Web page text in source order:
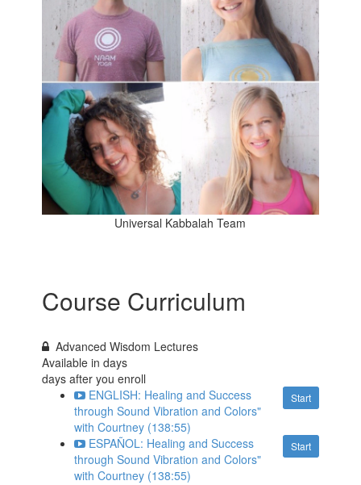
Universal Kabbalah Team
Course Curriculum
Advanced Wisdom Lectures
Available indays
days after you enroll
Start
ENGLISH: Healing and Success
through Sound Vibration and Colors"
with Courtney (138:55)
Start
ESPAÑOL: Healing and Success
through Sound Vibration and Colors"
with Courtney (138:55)